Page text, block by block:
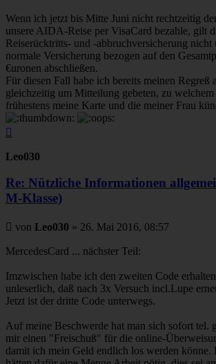
Wenn ich jetzt bis Mitte Juni nicht rechtzeitig
unsere AIDA-Reise per VisaCard bezahle, gilt
Reiserücktritts- und -abbruchversicherung nicht
normale Versicherung bezogen auf den
€uronen abschließen.
Für diesen Fall habe ich bereits meinen Regreß
gleichzeitig um Mitteilung gebeten, zu
frühestens meine Karte und die meiner Frau
Leo030
Re: Nützliche Informationen
M-Klasse)
Beitrag
von Leo030 » 26. Mai 2016, 08:57
MercedesCard ... nächster Teil:
Imzwischen habe ich den zweiten Code
unleserlich, daß nach 3x Versuch incl.Lupe
Jetzt ist der dritte Code unterwegs.
Auf meine Beschwerde hat man sich sofort tel.
mir einen "Freischuß" für die online-
damit ich mein Geld endlich los werden könne.